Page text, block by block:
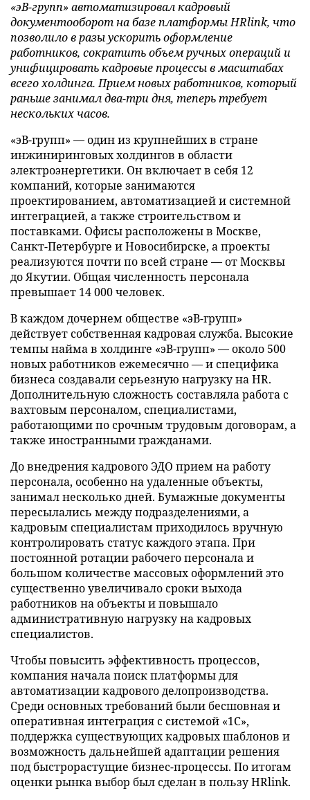
«эВ-групп» автоматизировал кадровый
документооборот на базе платформы HRlink, что
позволило в разы ускорить оформление
работников, сократить объем ручных операций и
унифицировать кадровые процессы в масштабах
всего холдинга. Прием новых работников, который
раньше занимал два-три дня, теперь требует
нескольких часов.
«эВ-групп» — один из крупнейших в стране
инжиниринговых холдингов в области
электроэнергетики. Он включает в себя 12
компаний, которые занимаются
проектированием, автоматизацией и системной
интеграцией, а также строительством и
поставками. Офисы расположены в Москве,
Санкт-Петербурге и Новосибирске, а проекты
реализуются почти по всей стране — от Москвы
до Якутии. Общая численность персонала
превышает 14 000 человек.
В каждом дочернем обществе «эВ-групп»
действует собственная кадровая служба. Высокие
темпы найма в холдинге «эВ-групп» — около 500
новых работников ежемесячно — и специфика
бизнеса создавали серьезную нагрузку на HR.
Дополнительную сложность составляла работа с
вахтовым персоналом, специалистами,
работающими по срочным трудовым договорам, а
также иностранными гражданами.
До внедрения кадрового ЭДО прием на работу
персонала, особенно на удаленные объекты,
занимал несколько дней. Бумажные документы
пересылались между подразделениями, а
кадровым специалистам приходилось вручную
контролировать статус каждого этапа. При
постоянной ротации рабочего персонала и
большом количестве массовых оформлений это
существенно увеличивало сроки выхода
работников на объекты и повышало
административную нагрузку на кадровых
специалистов.
Чтобы повысить эффективность процессов,
компания начала поиск платформы для
автоматизации кадрового делопроизводства.
Среди основных требований были бесшовная и
оперативная интеграция с системой «1C»,
поддержка существующих кадровых шаблонов и
возможность дальнейшей адаптации решения
под быстрорастущие бизнес-процессы. По итогам
оценки рынка выбор был сделан в пользу HRlink.